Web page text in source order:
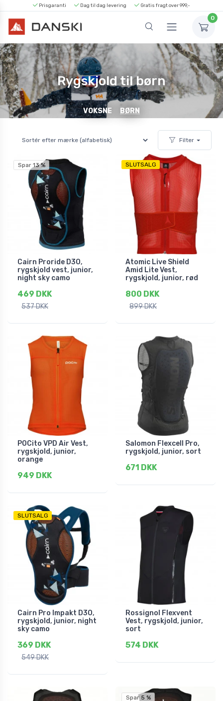
Prisgaranti Dag til dag levering Gratis fragt over 999,-
0
Rygskjold til børn
VOKSNE BØRN
Filter
Spar 13 %
Cairn Proride D3O,
rygskjold vest, junior,
night sky camo
469 DKK
537 DKK
SLUTSALG
Atomic Live Shield
Amid Lite Vest,
rygskjold, junior, rød
800 DKK
899 DKK
POCito VPD Air Vest,
rygskjold, junior,
orange
949 DKK
Salomon Flexcell Pro,
rygskjold, junior, sort
671 DKK
SLUTSALG
Cairn Pro Impakt D3O,
rygskjold, junior, night
sky camo
369 DKK
549 DKK
Rossignol Flexvent
Vest, rygskjold, junior,
sort
574 DKK
Spar 5 %